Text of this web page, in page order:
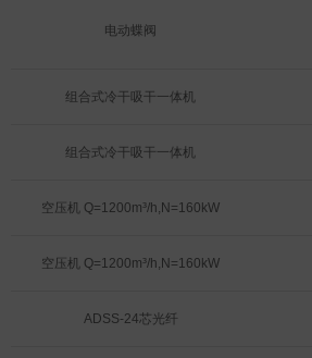
电动蝶阀
组合式冷干吸干一体机
组合式冷干吸干一体机
空压机 Q=1200m³/h,N=160kW
空压机 Q=1200m³/h,N=160kW
ADSS-24芯光纤